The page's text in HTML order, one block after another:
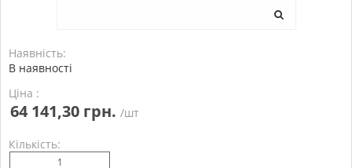
Наявність:
В наявності
Ціна :
64 141,30 грн. /шт
Кількість: